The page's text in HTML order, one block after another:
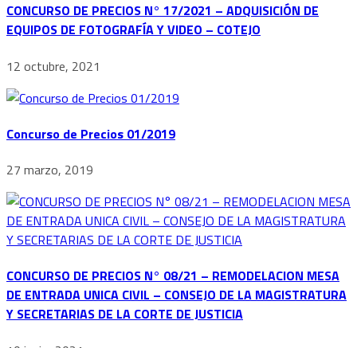
CONCURSO DE PRECIOS N° 17/2021 – ADQUISICIÓN DE
EQUIPOS DE FOTOGRAFÍA Y VIDEO – COTEJO
12 octubre, 2021
Concurso de Precios 01/2019
27 marzo, 2019
CONCURSO DE PRECIOS N° 08/21 – REMODELACION MESA
DE ENTRADA UNICA CIVIL – CONSEJO DE LA MAGISTRATURA
Y SECRETARIAS DE LA CORTE DE JUSTICIA